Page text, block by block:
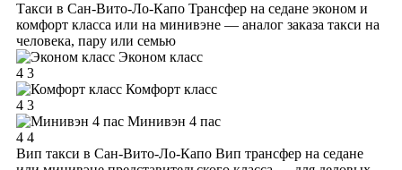
Такси в Сан-Вито-Ло-Капо Трансфер на седане эконом и
комфорт класса или на минивэне — аналог заказа такси на
человека, пару или семью
Эконом класс
4 3
Комфорт класс
4 3
Минивэн 4 пас
4 4
Вип такси в Сан-Вито-Ло-Капо Вип трансфер на седане